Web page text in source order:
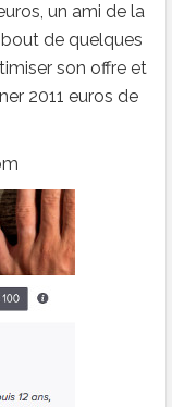
un ami de la
de quelques
son offre et
2011 euros de